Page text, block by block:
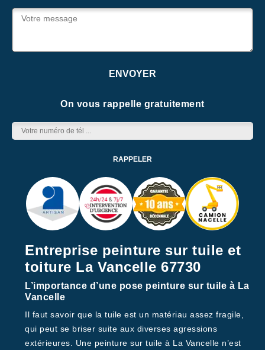
On vous rappelle gratuitement
Entreprise peinture sur tuile et
toiture La Vancelle 67730
L’importance d’une pose peinture sur tuile à La
Vancelle
Il faut savoir que la tuile est un matériau assez fragile,
qui peut se briser suite aux diverses agressions
extérieures. Une peinture sur tuile à La Vancelle n’est